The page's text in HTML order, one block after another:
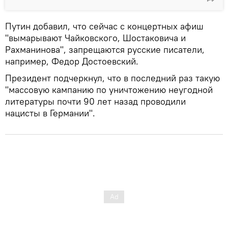
Путин добавил, что сейчас с концертных афиш
"вымарывают Чайковского, Шостаковича и
Рахманинова", запрещаются русские писатели,
например, Федор Достоевский.
Президент подчеркнул, что в последний раз такую
"массовую кампанию по уничтожению неугодной
литературы почти 90 лет назад проводили
нацисты в Германии".